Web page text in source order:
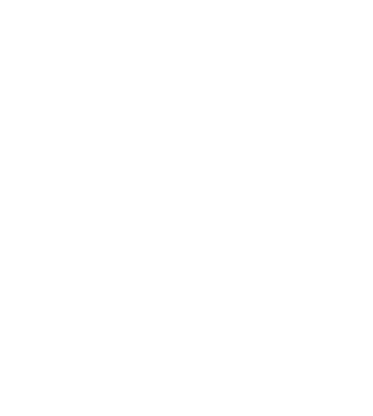
de recursos